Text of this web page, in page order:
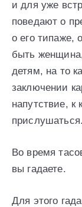
и для уже
поведают о
о его типаже,
быть
детям, на то
заключении
напутствие, к
прислушаться.
Во время
вы гадаете.
Для этого